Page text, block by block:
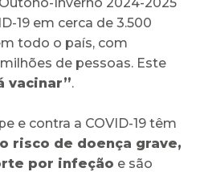
19 em cerca de 3.500
todo o país, com
de pessoas. Este
vacinar”.
e contra a COVID-19 têm
risco de doença grave,
por infeção e são